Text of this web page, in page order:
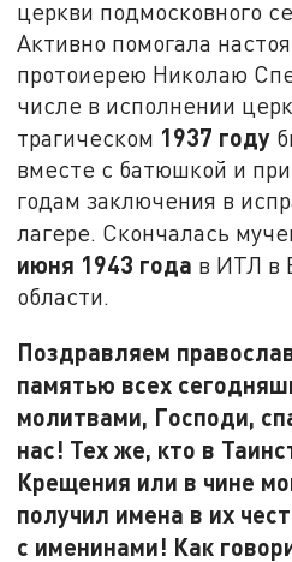
церкви подмосковного
Активно помогала
протоиерею Николаю
числе в исполнении
трагическом 1937 году
вместе с батюшкой и
годам заключения в
лагере. Скончалась
июня 1943 года в ИТЛ в
области.
Поздравляем
памятью всех
молитвами, Господи,
нас! Тех же, кто в
Крещения или в чине
получил имена в их
с именинами! Как